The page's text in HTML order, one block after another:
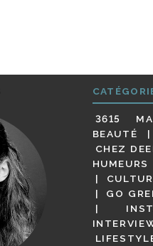
3615
BEAUTÉ
CHEZ
HUMEURS
GO